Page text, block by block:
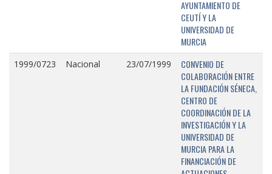
AYUNTAMIENTO DE
CEUTÍ Y LA
UNIVERSIDAD DE
MURCIA
1999/0723 Nacional 23/07/1999
CONVENIO DE
COLABORACIÓN ENTRE
LA FUNDACIÓN SÉNECA,
CENTRO DE
COORDINACIÓN DE LA
INVESTIGACIÓN Y LA
UNIVERSIDAD DE
MURCIA PARA LA
FINANCIACIÓN DE